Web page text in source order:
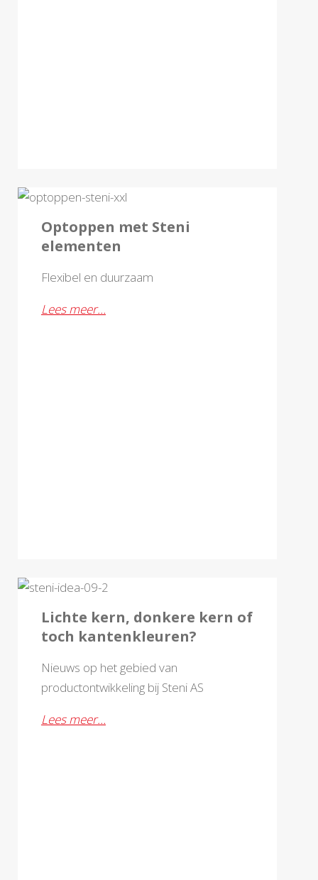
Optoppen met Steni
elementen
Flexibel en duurzaam
Lees meer…
Lichte kern, donkere kern of
toch kantenkleuren?
Nieuws op het gebied van
productontwikkeling bij Steni AS
Lees meer…